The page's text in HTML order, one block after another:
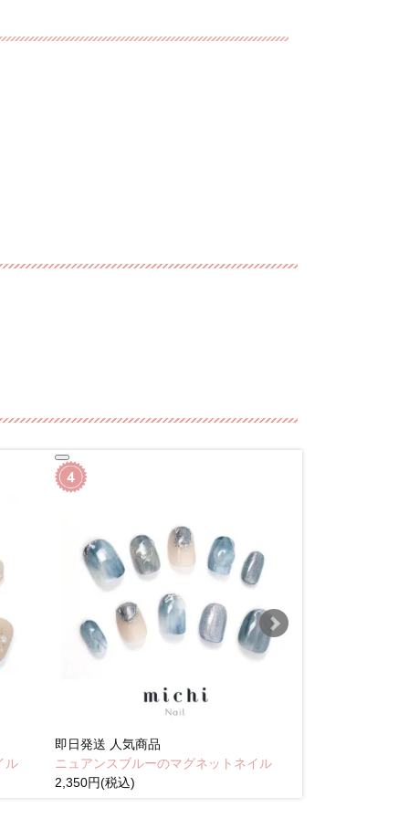
ル
即日発送 人気商品
ニュアンスブルーのマグネットネイル
2,350円(税込)